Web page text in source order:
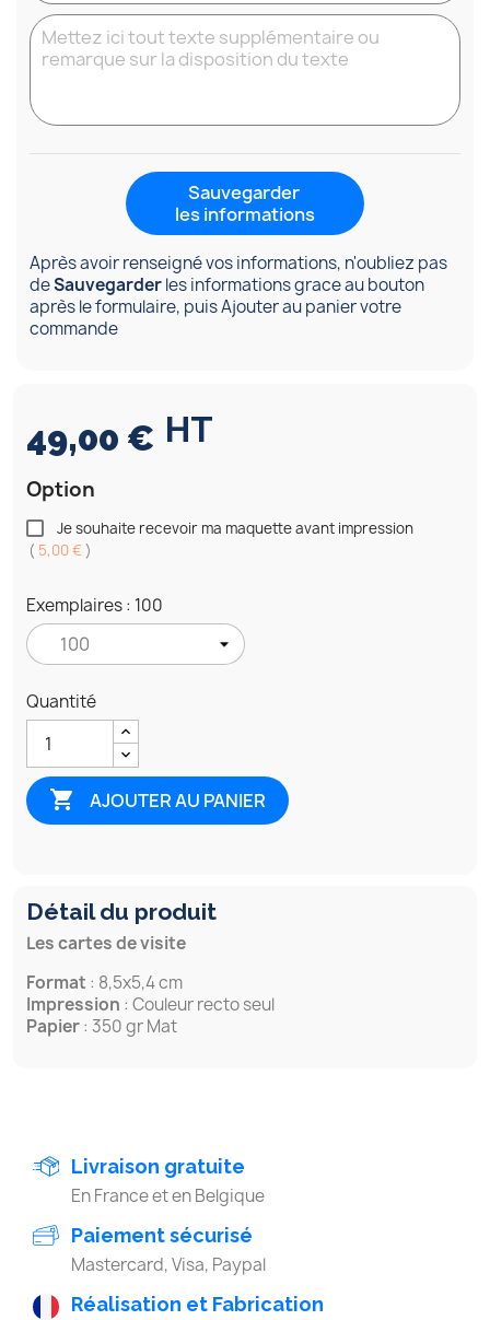
Sauvegarder
les informations
Après avoir renseigné vos informations, n'oubliez pas
deSauvegarderles informations grace au bouton
après le formulaire, puis Ajouter au panier votre
commande
49,00 € HT
Option
Je souhaite recevoir ma maquette avant impression
( 5,00 € )
Exemplaires : 100
Quantité
 AJOUTER AU PANIER
Détail du produit
Les cartes de visite
Format : 8,5x5,4 cm
Impression : Couleur recto seul
Papier: 350 gr Mat
Livraison gratuite
En France et en Belgique
Paiement sécurisé
Mastercard, Visa, Paypal
Réalisation et Fabrication